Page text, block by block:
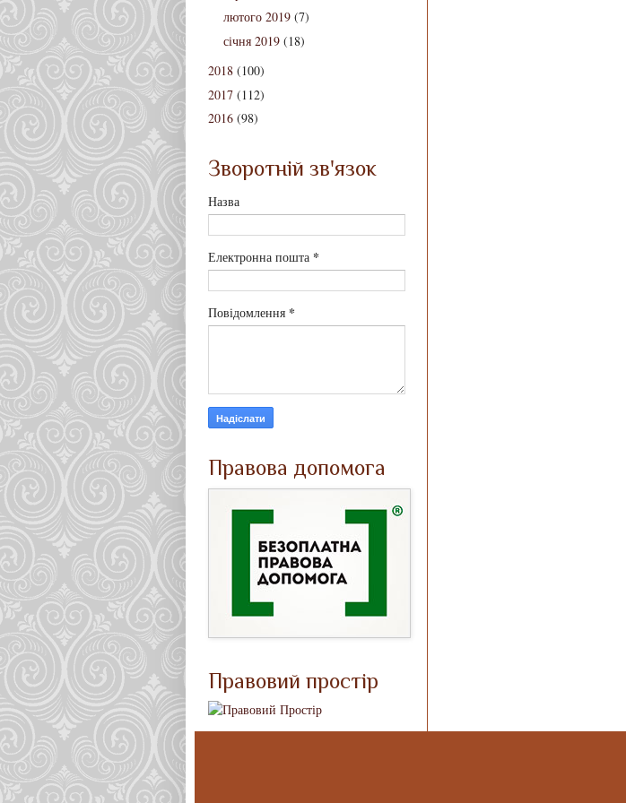
лютого 2019 (7)
січня 2019 (18)
2018 (100)
2017 (112)
2016 (98)
Зворотній зв'язок
Назва
Електронна пошта *
Повідомлення *
Правова допомога
Правовий простір